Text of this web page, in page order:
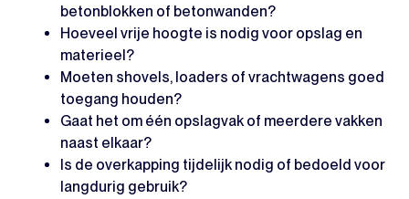
betonblokken of betonwanden?
Hoeveel vrije hoogte is nodig voor opslag en
materieel?
Moeten shovels, loaders of vrachtwagens goed
toegang houden?
Gaat het om één opslagvak of meerdere vakken
naast elkaar?
Is de overkapping tijdelijk nodig of bedoeld voor
langdurig gebruik?